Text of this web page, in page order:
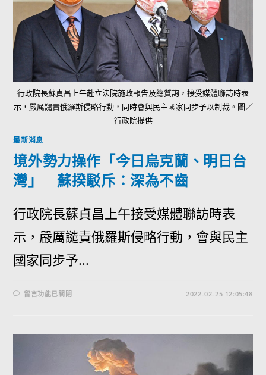
行政院長蘇貞昌上午赴立法院施政報告及總質詢，接受媒體聯訪時表
示，嚴厲譴責俄羅斯侵略行動，同時會與民主國家同步予以制裁。圖／
行政院提供
最新消息
境外勢力操作「今日烏克蘭、明日台
灣」 蘇揆駁斥：深為不齒
行政院長蘇貞昌上午接受媒體聯訪時表
示，嚴厲譴責俄羅斯侵略行動，會與民主
國家同步予...
留言功能已關閉 2022-02-25 12:05:48